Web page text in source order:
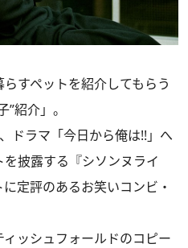
すペットを紹介してもらう
紹介」。
ドラマ「今日から俺は!!」へ
披露する『シソンヌライ
定評のあるお笑いコンビ・
ッシュフォールドのコピー